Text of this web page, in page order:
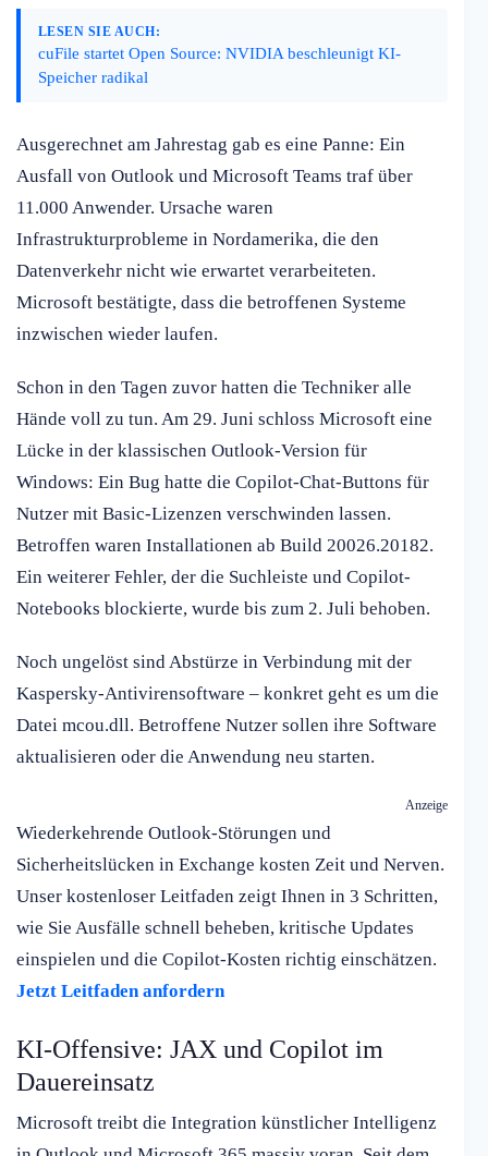
LESEN SIE AUCH:
cuFile startet Open Source: NVIDIA beschleunigt KI-
Speicher radikal
Ausgerechnet am Jahrestag gab es eine Panne: Ein
Ausfall von Outlook und Microsoft Teams traf über
11.000 Anwender. Ursache waren
Infrastrukturprobleme in Nordamerika, die den
Datenverkehr nicht wie erwartet verarbeiteten.
Microsoft bestätigte, dass die betroffenen Systeme
inzwischen wieder laufen.
Schon in den Tagen zuvor hatten die Techniker alle
Hände voll zu tun. Am 29. Juni schloss Microsoft eine
Lücke in der klassischen Outlook-Version für
Windows: Ein Bug hatte die Copilot-Chat-Buttons für
Nutzer mit Basic-Lizenzen verschwinden lassen.
Betroffen waren Installationen ab Build 20026.20182.
Ein weiterer Fehler, der die Suchleiste und Copilot-
Notebooks blockierte, wurde bis zum 2. Juli behoben.
Noch ungelöst sind Abstürze in Verbindung mit der
Kaspersky-Antivirensoftware – konkret geht es um die
Datei mcou.dll. Betroffene Nutzer sollen ihre Software
aktualisieren oder die Anwendung neu starten.
Anzeige
Wiederkehrende Outlook-Störungen und
Sicherheitslücken in Exchange kosten Zeit und Nerven.
Unser kostenloser Leitfaden zeigt Ihnen in 3 Schritten,
wie Sie Ausfälle schnell beheben, kritische Updates
einspielen und die Copilot-Kosten richtig einschätzen.
Jetzt Leitfaden anfordern
KI-Offensive: JAX und Copilot im
Dauereinsatz
Microsoft treibt die Integration künstlicher Intelligenz